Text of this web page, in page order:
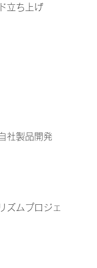
立ち上げ
社製品開発
ズムプロジェ